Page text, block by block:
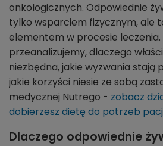
onkologicznych. Odpowiednie
tylko wsparciem fizycznym, ale
elementem w procesie leczenia.
przeanalizujemy, dlaczego
niezbędna, jakie wyzwania stają
jakie korzyści niesie ze sobą
medycznej Nutrego - zobacz
dobierzesz dietę do potrzeb
Dlaczego odpowiednie